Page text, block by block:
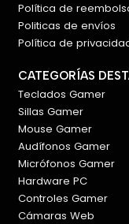
Política de
Politicas de envíos
Política de
CATEGORÍAS
Teclados Gamer
Sillas Gamer
Mouse Gamer
Audífonos Gamer
Micrófonos Gamer
Hardware PC
Controles Gamer
Cámaras Web